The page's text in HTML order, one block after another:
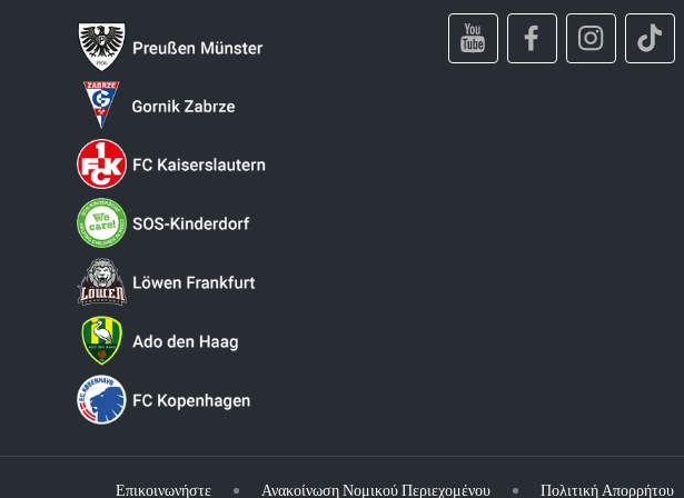
Επικοινωνήστε Ανακοίνωση Νομικού Περιεχομένου Πολιτική Απορρήτου